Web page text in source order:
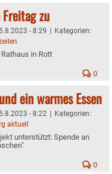
zu
- 8:29 | Kategorien:
in Rott
0
ein warmes Essen
- 8:22 | Kategorien:
aktuell
unterstützt: Spende an
0